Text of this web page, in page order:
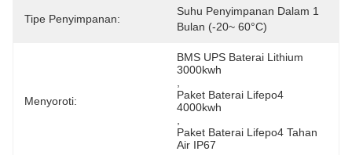
Tipe Penyimpanan:
Suhu Penyimpanan Dalam 1
Bulan (-20~ 60°C)
Menyoroti:
BMS UPS Baterai Lithium
3000kwh
Paket Baterai Lifepo4
4000kwh
Paket Baterai Lifepo4 Tahan
Air IP67